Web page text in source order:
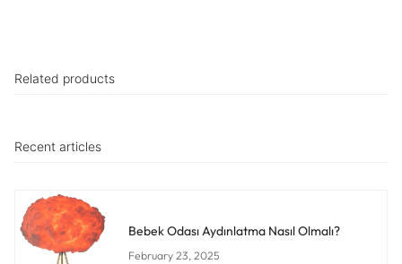
Related products
Recent articles
Bebek Odası Aydınlatma Nasıl Olmalı?
February 23, 2025